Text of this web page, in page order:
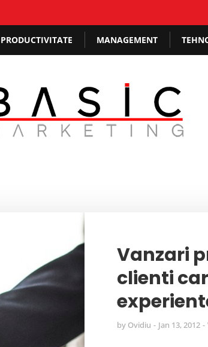
PRODUCTIVITATE MANAGEMENT
Vanzari
clienti
by Ovidiu Jan 13, 2012